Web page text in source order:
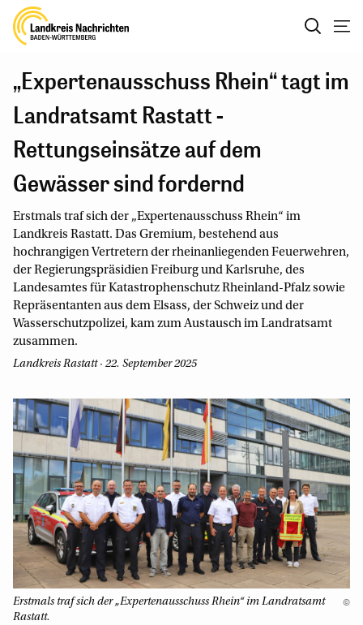
„Expertenausschuss Rhein“ tagt im
Landratsamt Rastatt -
Rettungseinsätze auf dem
Gewässer sind fordernd
Erstmals traf sich der „Expertenausschuss Rhein“ im
Landkreis Rastatt. Das Gremium, bestehend aus
hochrangigen Vertretern der rheinanliegenden Feuerwehren,
der Regierungspräsidien Freiburg und Karlsruhe, des
Landesamtes für Katastrophenschutz Rheinland-Pfalz sowie
Repräsentanten aus dem Elsass, der Schweiz und der
Wasserschutzpolizei, kam zum Austausch im Landratsamt
zusammen.
Landkreis Rastatt · 22. September 2025
Erstmals traf sich der „Expertenausschuss Rhein“ im Landratsamt
Rastatt.
©